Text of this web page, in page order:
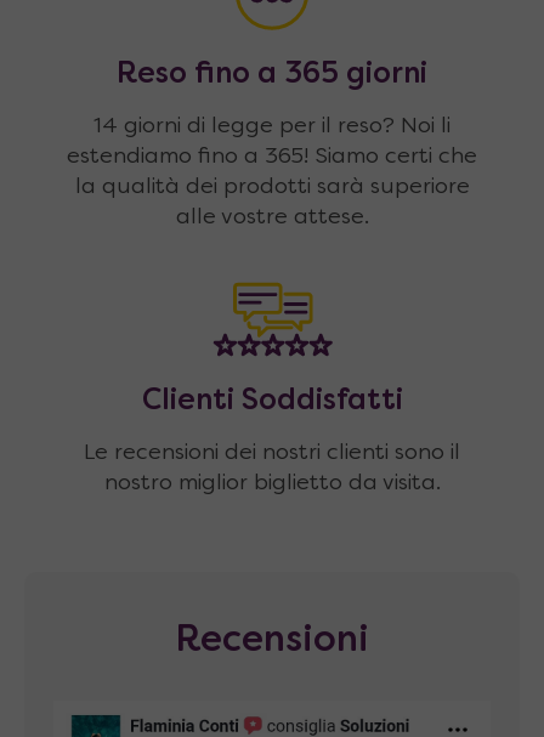
Reso fino a 365 giorni
14 giorni di legge per il reso? Noi li
estendiamo fino a 365! Siamo certi che
la qualità dei prodotti sarà superiore
alle vostre attese.
Clienti Soddisfatti
Le recensioni dei nostri clienti sono il
nostro miglior biglietto da visita.
Recensioni